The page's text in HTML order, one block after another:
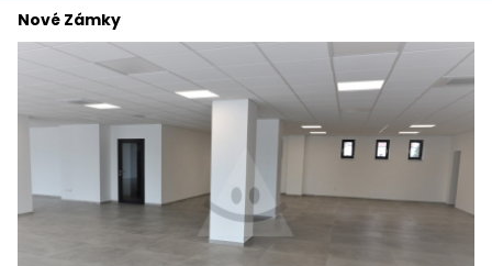
Nové Zámky